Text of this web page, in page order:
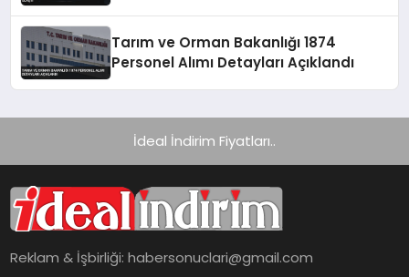
Tarım ve Orman Bakanlığı 1874
Personel Alımı Detayları Açıklandı
İdeal İndirim Fiyatları..
Reklam & İşbirliği:habersonuclari@gmail.com